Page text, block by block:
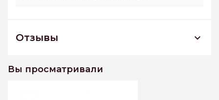
Отзывы
300*500 РАСПРОДАЖА
Вы просматривали